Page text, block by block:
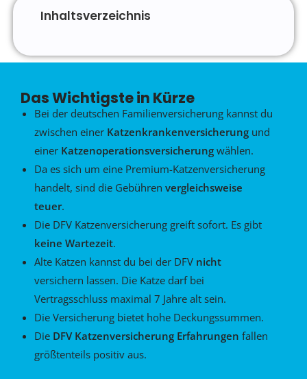
Inhaltsverzeichnis
Das Wichtigste in Kürze
Bei der deutschen Familienversicherung kannst du
zwischen einer Katzenkrankenversicherung und
einer Katzenoperationsversicherung wählen.
Da es sich um eine Premium-Katzenversicherung
handelt, sind die Gebühren vergleichsweise
teuer.
Die DFV Katzenversicherung greift sofort. Es gibt
keine Wartezeit.
Alte Katzen kannst du bei der DFV nicht
versichern lassen. Die Katze darf bei
Vertragsschluss maximal 7 Jahre alt sein.
Die Versicherung bietet hohe Deckungssummen.
Die DFV Katzenversicherung Erfahrungen fallen
größtenteils positiv aus.